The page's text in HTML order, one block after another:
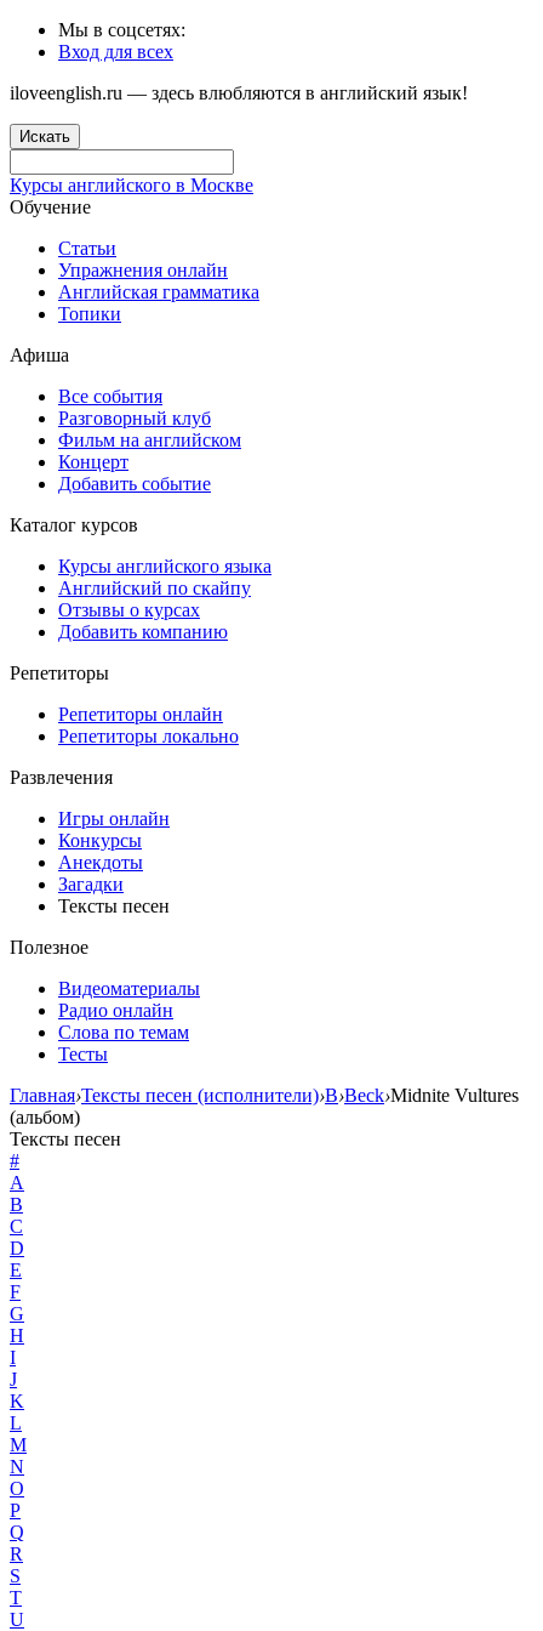
Мы в соцсетях:
Вход для всех
iloveenglish.ru — здесь влюбляются в английский язык!
Искать
Курсы английского в Москве
Обучение
Статьи
Упражнения онлайн
Английская грамматика
Топики
Афиша
Все события
Разговорный клуб
Фильм на английском
Концерт
Добавить событие
Каталог курсов
Курсы английского языка
Английский по скайпу
Отзывы о курсах
Добавить компанию
Репетиторы
Репетиторы онлайн
Репетиторы локально
Развлечения
Игры онлайн
Конкурсы
Анекдоты
Загадки
Тексты песен
Полезное
Видеоматериалы
Радио онлайн
Слова по темам
Тесты
Главная›Тексты песен (исполнители)›B›Beck›Midnite Vultures
(альбом)
Тексты песен
#
A
B
C
D
E
F
G
H
I
J
K
L
M
N
O
P
Q
R
S
T
U